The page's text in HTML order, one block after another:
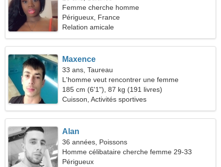
Femme cherche homme
Périgueux, France
Relation amicale
Maxence
33 ans, Taureau
L'homme veut rencontrer une femme
185 cm (6'1"), 87 kg (191 livres)
Cuisson, Activités sportives
Alan
36 années, Poissons
Homme célibataire cherche femme 29-33
Périgueux